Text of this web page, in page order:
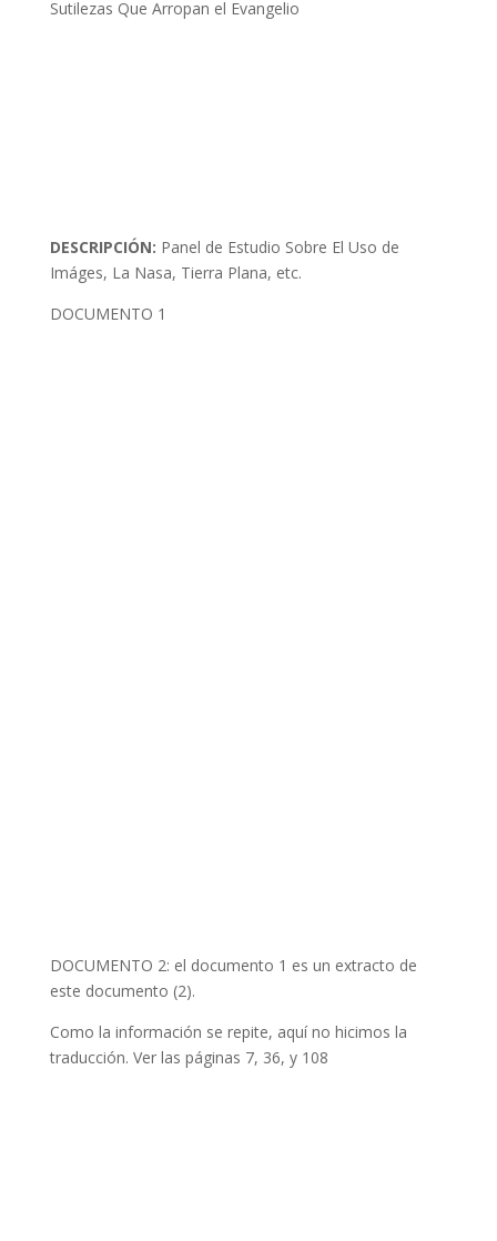
Sutilezas Que Arropan el Evangelio
DESCRIPCIÓN: Panel de Estudio Sobre El Uso de
Imáges, La Nasa, Tierra Plana, etc.
DOCUMENTO 1
DOCUMENTO 2: el documento 1 es un extracto de
este documento (2).
Como la información se repite, aquí no hicimos la
traducción. Ver las páginas 7, 36, y 108